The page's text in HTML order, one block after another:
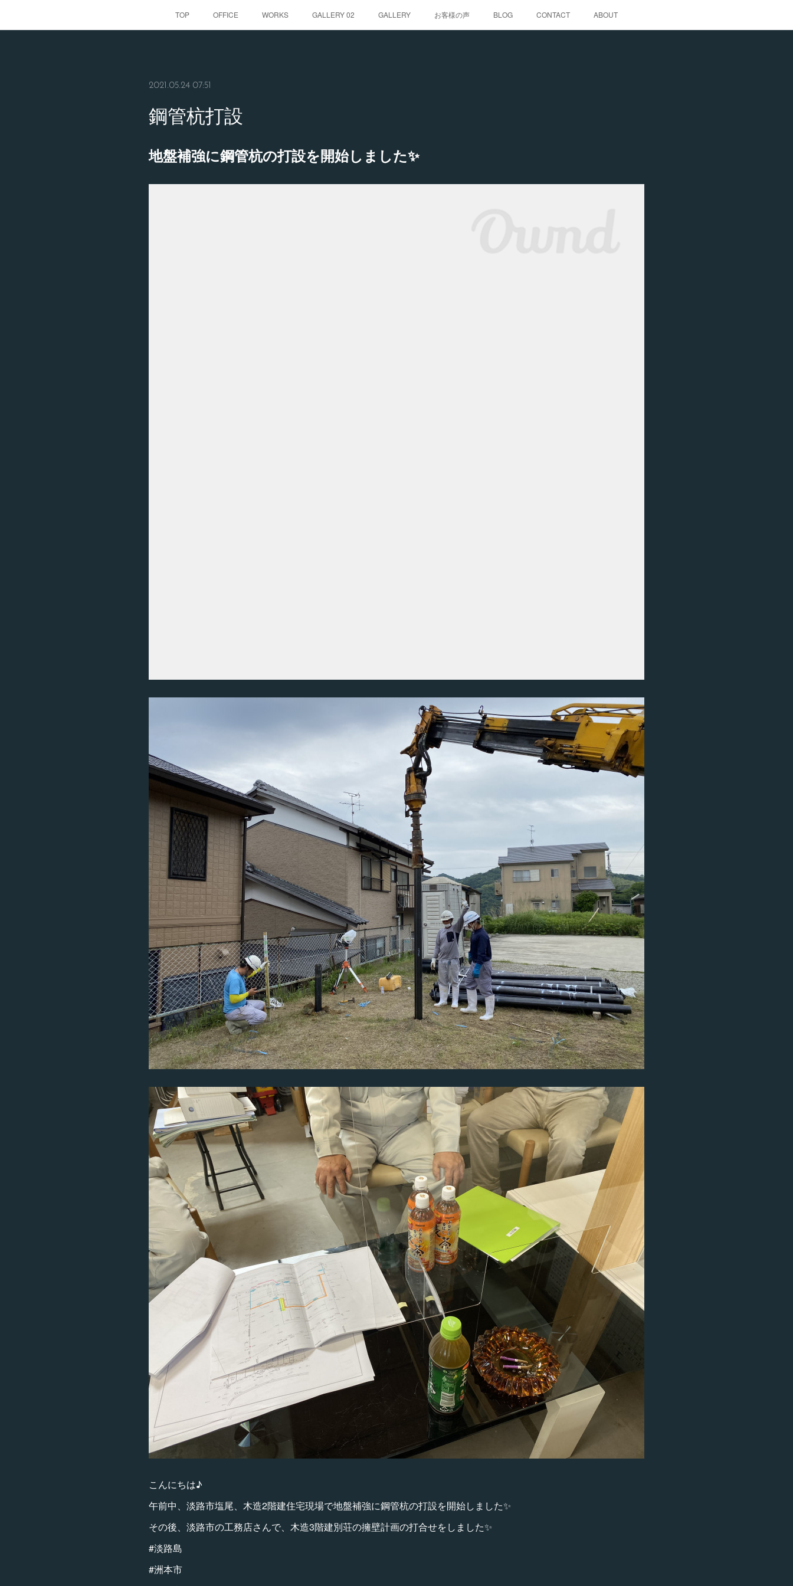
TOP OFFICE WORKS GALLERY 02 GALLERY お客様の声 BLOG CONTACT ABOUT
2021.05.24 07:51
鋼管杭打設
地盤補強に鋼管杭の打設を開始しました✨
こんにちは♪
午前中、淡路市塩尾、木造2階建住宅現場で地盤補強に鋼管杭の打設を開始しました✨
その後、淡路市の工務店さんで、木造3階建別荘の擁壁計画の打合せをしました✨
#淡路島
#洲本市